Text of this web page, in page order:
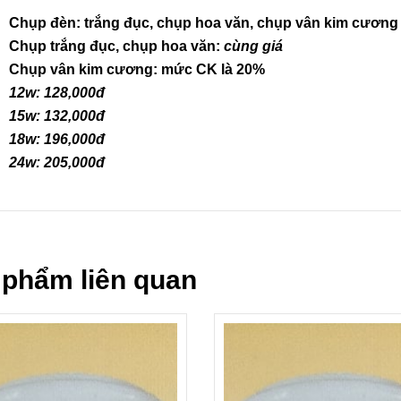
Chụp đèn: trắng đục, chụp hoa văn, chụp vân kim cương
Chụp trắng đục, chụp hoa văn: cùng giá
Chụp vân kim cương: mức CK là 20%
12w: 128,000đ
15w: 132,000đ
18w: 196,000đ
24w: 205,000đ
liên quan